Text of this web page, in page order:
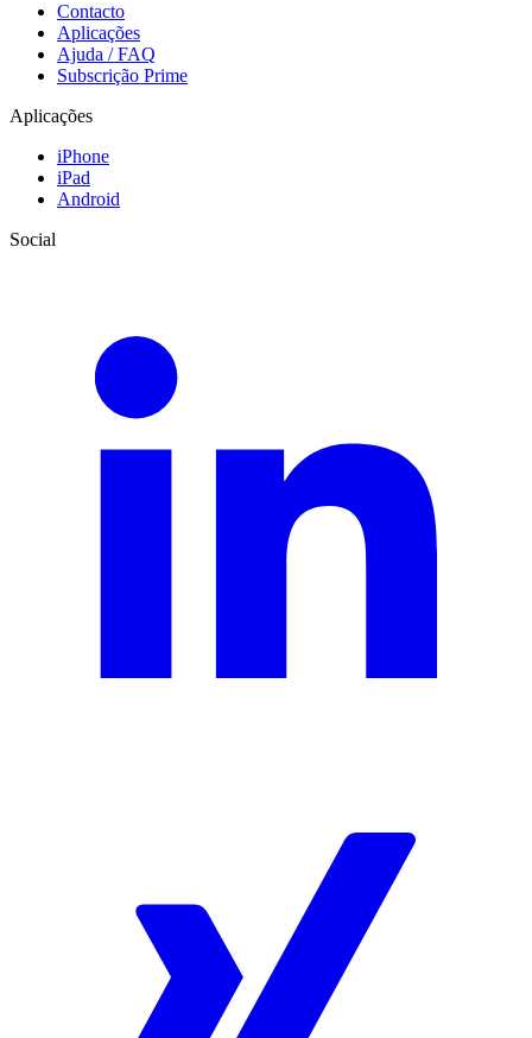
Contacto
Aplicações
Ajuda / FAQ
Subscrição Prime
Aplicações
iPhone
iPad
Android
Social